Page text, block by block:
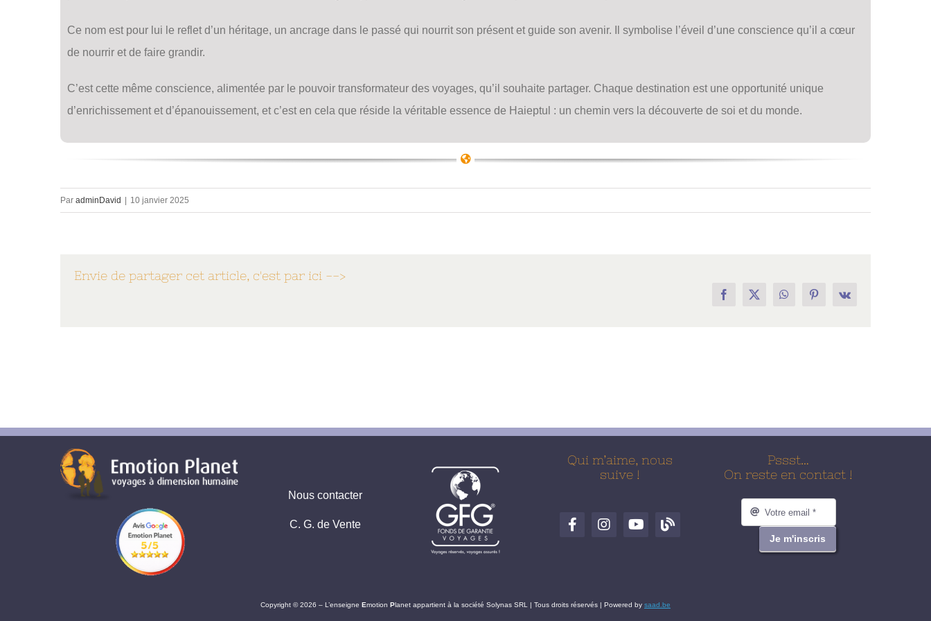
Ce nom est pour lui le reflet d’un héritage, un ancrage dans le passé qui nourrit son présent et guide son avenir. Il symbolise l’éveil d’une conscience qu’il a cœur
de nourrir et de faire grandir.
C’est cette même conscience, alimentée par le pouvoir transformateur des voyages, qu’il souhaite partager. Chaque destination est une opportunité unique
d’enrichissement et d’épanouissement, et c’est en cela que réside la véritable essence de Haieptul : un chemin vers la découverte de soi et du monde.
Par adminDavid 10 janvier 2025
Envie de partager cet article, c'est par ici -->
Facebook
X WhatsAppPinterest
Vk
Nous contacter
C. G. de Vente
Qui m’aime, nous
suive !
Pssst…
On reste en contact !
Je m'inscris
Copyright © 2026 – L’enseigne Emotion Planet appartient à la société Solynas SRL | Tous droits réservés | Powered by saad.be